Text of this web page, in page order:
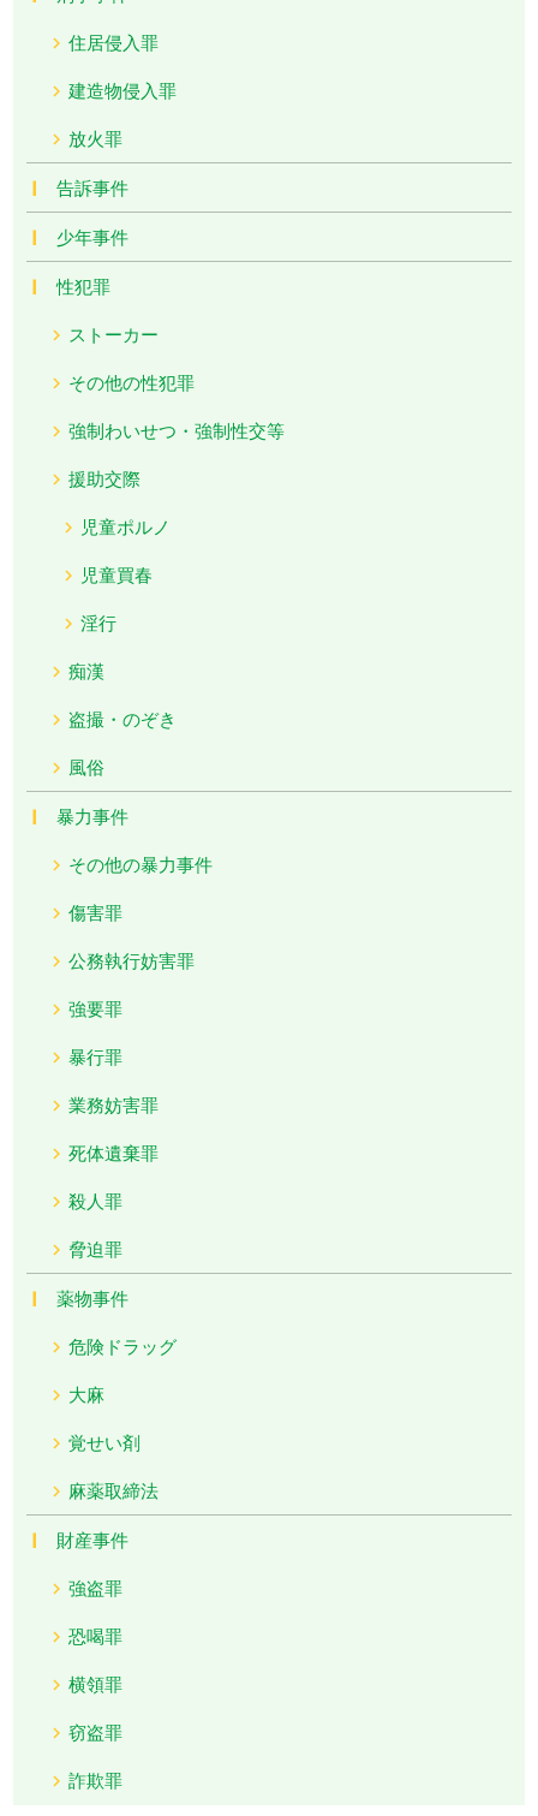
住居侵入罪
建造物侵入罪
放火罪
告訴事件
少年事件
性犯罪
ストーカー
その他の性犯罪
強制わいせつ・強制性交等
援助交際
児童ポルノ
児童買春
淫行
痴漢
盗撮・のぞき
風俗
暴力事件
その他の暴力事件
傷害罪
公務執行妨害罪
強要罪
暴行罪
業務妨害罪
死体遺棄罪
殺人罪
脅迫罪
薬物事件
危険ドラッグ
大麻
覚せい剤
麻薬取締法
財産事件
強盗罪
恐喝罪
横領罪
窃盗罪
詐欺罪